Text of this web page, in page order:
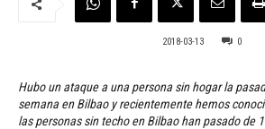
2018-03-13 0
Hubo un ataque a una persona sin hogar la
semana en Bilbao y recientemente hemos
las personas sin techo en Bilbao han pasado de